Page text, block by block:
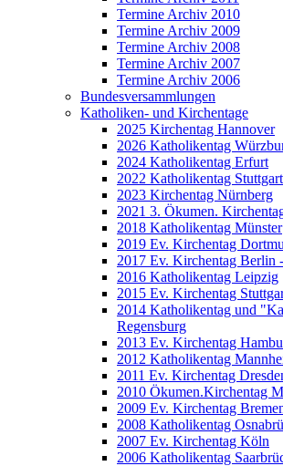
Termine Archiv 2010
Termine Archiv 2009
Termine Archiv 2008
Termine Archiv 2007
Termine Archiv 2006
Bundesversammlungen
Katholiken- und Kirchentage
2025 Kirchentag Hannover
2026 Katholikentag
2024 Katholikentag Erfurt
2022 Katholikentag Stuttgart
2023 Kirchentag Nürnberg
2021 3. Ökumen.
2018 Katholikentag Münster
2019 Ev. Kirchentag
2017 Ev. Kirchentag Berlin
2016 Katholikentag Leipzig
2015 Ev. Kirchentag
2014 Katholikentag und
Regensburg
2013 Ev. Kirchentag
2012 Katholikentag
2011 Ev. Kirchentag
2010 Ökumen.Kirchentag
2009 Ev. Kirchentag
2008 Katholikentag
2007 Ev. Kirchentag Köln
2006 Katholikentag